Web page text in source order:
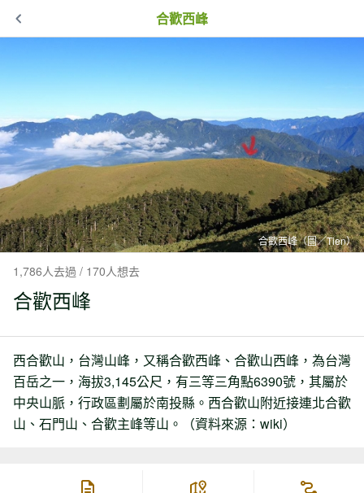
合歡西峰
合歡西峰（圖／Tien）
1,786人去過 / 170人想去
合歡西峰
西合歡山，台灣山峰，又稱合歡西峰、合歡山西峰，為台灣
百岳之一，海拔3,145公尺，有三等三角點6390號，其屬於
中央山脈，行政區劃屬於南投縣。西合歡山附近接連北合歡
山、石門山、合歡主峰等山。（資料來源：wiki）